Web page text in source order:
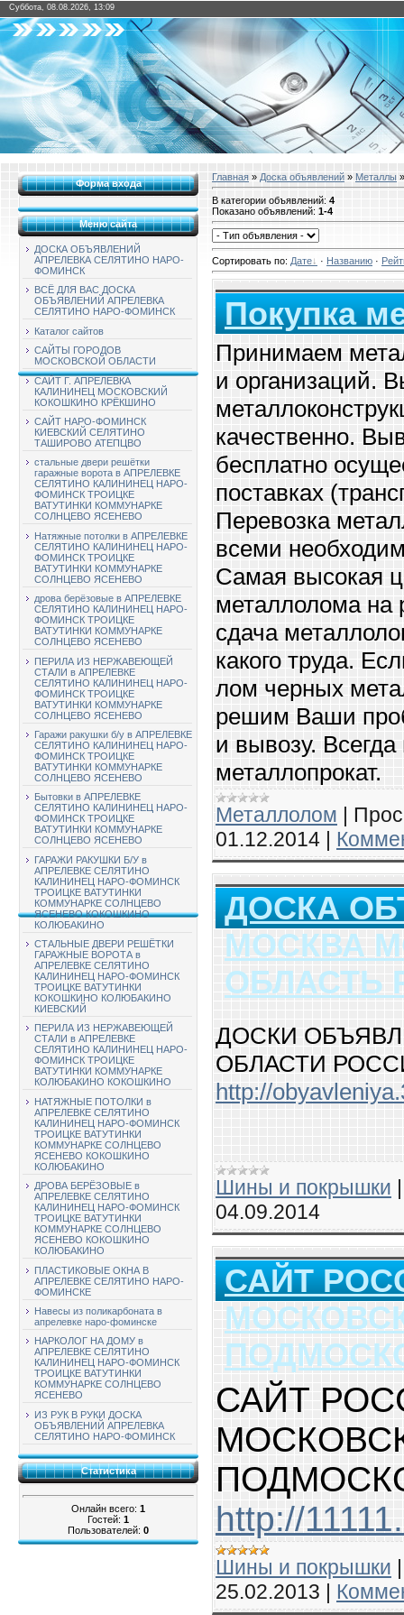
Суббота, 08.08.2026, 13:09
Форма входа
Меню сайта
ДОСКА ОБЪЯВЛЕНИЙ
АПРЕЛЕВКА СЕЛЯТИНО НАРО-
ФОМИНСК
ВСЁ ДЛЯ ВАС ДОСКА
ОБЪЯВЛЕНИЙ АПРЕЛЕВКА
СЕЛЯТИНО НАРО-ФОМИНСК
Каталог сайтов
САЙТЫ ГОРОДОВ
МОСКОВСКОЙ ОБЛАСТИ
САЙТ Г. АПРЕЛЕВКА
КАЛИНИНЕЦ МОСКОВСКИЙ
КОКОШКИНО КРЁКШИНО
САЙТ НАРО-ФОМИНСК
КИЕВСКИЙ СЕЛЯТИНО
ТАШИРОВО АТЕПЦВО
стальные двери решётки
гаражные ворота в АПРЕЛЕВКЕ
СЕЛЯТИНО КАЛИНИНЕЦ НАРО-
ФОМИНСК ТРОИЦКЕ
ВАТУТИНКИ КОММУНАРКЕ
СОЛНЦЕВО ЯСЕНЕВО
Натяжные потолки в АПРЕЛЕВКЕ
СЕЛЯТИНО КАЛИНИНЕЦ НАРО-
ФОМИНСК ТРОИЦКЕ
ВАТУТИНКИ КОММУНАРКЕ
СОЛНЦЕВО ЯСЕНЕВО
дрова берёзовые в АПРЕЛЕВКЕ
СЕЛЯТИНО КАЛИНИНЕЦ НАРО-
ФОМИНСК ТРОИЦКЕ
ВАТУТИНКИ КОММУНАРКЕ
СОЛНЦЕВО ЯСЕНЕВО
ПЕРИЛА ИЗ НЕРЖАВЕЮЩЕЙ
СТАЛИ в АПРЕЛЕВКЕ
СЕЛЯТИНО КАЛИНИНЕЦ НАРО-
ФОМИНСК ТРОИЦКЕ
ВАТУТИНКИ КОММУНАРКЕ
СОЛНЦЕВО ЯСЕНЕВО
Гаражи ракушки б/у в АПРЕЛЕВКЕ
СЕЛЯТИНО КАЛИНИНЕЦ НАРО-
ФОМИНСК ТРОИЦКЕ
ВАТУТИНКИ КОММУНАРКЕ
СОЛНЦЕВО ЯСЕНЕВО
Бытовки в АПРЕЛЕВКЕ
СЕЛЯТИНО КАЛИНИНЕЦ НАРО-
ФОМИНСК ТРОИЦКЕ
ВАТУТИНКИ КОММУНАРКЕ
СОЛНЦЕВО ЯСЕНЕВО
ГАРАЖИ РАКУШКИ Б/У в
АПРЕЛЕВКЕ СЕЛЯТИНО
КАЛИНИНЕЦ НАРО-ФОМИНСК
ТРОИЦКЕ ВАТУТИНКИ
КОММУНАРКЕ СОЛНЦЕВО
ЯСЕНЕВО КОКОШКИНО
КОЛЮБАКИНО
СТАЛЬНЫЕ ДВЕРИ РЕШЁТКИ
ГАРАЖНЫЕ ВОРОТА в
АПРЕЛЕВКЕ СЕЛЯТИНО
КАЛИНИНЕЦ НАРО-ФОМИНСК
ТРОИЦКЕ ВАТУТИНКИ
КОКОШКИНО КОЛЮБАКИНО
КИЕВСКИЙ
ПЕРИЛА ИЗ НЕРЖАВЕЮЩЕЙ
СТАЛИ в АПРЕЛЕВКЕ
СЕЛЯТИНО КАЛИНИНЕЦ НАРО-
ФОМИНСК ТРОИЦКЕ
ВАТУТИНКИ КОММУНАРКЕ
КОЛЮБАКИНО КОКОШКИНО
НАТЯЖНЫЕ ПОТОЛКИ в
АПРЕЛЕВКЕ СЕЛЯТИНО
КАЛИНИНЕЦ НАРО-ФОМИНСК
ТРОИЦКЕ ВАТУТИНКИ
КОММУНАРКЕ СОЛНЦЕВО
ЯСЕНЕВО КОКОШКИНО
КОЛЮБАКИНО
ДРОВА БЕРЁЗОВЫЕ в
АПРЕЛЕВКЕ СЕЛЯТИНО
КАЛИНИНЕЦ НАРО-ФОМИНСК
ТРОИЦКЕ ВАТУТИНКИ
КОММУНАРКЕ СОЛНЦЕВО
ЯСЕНЕВО КОКОШКИНО
КОЛЮБАКИНО
ПЛАСТИКОВЫЕ ОКНА В
АПРЕЛЕВКЕ СЕЛЯТИНО НАРО-
ФОМИНСКЕ
Навесы из поликарбоната в
апрелевке наро-фоминске
НАРКОЛОГ НА ДОМУ в
АПРЕЛЕВКЕ СЕЛЯТИНО
КАЛИНИНЕЦ НАРО-ФОМИНСК
ТРОИЦКЕ ВАТУТИНКИ
КОММУНАРКЕ СОЛНЦЕВО
ЯСЕНЕВО
ИЗ РУК В РУКИ ДОСКА
ОБЪЯВЛЕНИЙ АПРЕЛЕВКА
СЕЛЯТИНО НАРО-ФОМИНСК
Статистика
Онлайн всего: 1
Гостей: 1
Пользователей: 0
Главная » Доска объявлений » Металлы
В категории объявлений: 4
Показано объявлений: 1-4
Сортировать по: Дате · Названию ·
Покупка
Принимаем
и организаций.
качественно.
бесплатно
поставках
Перевозка
всеми
Самая высокая
металлолома на
сдача
какого труда.
лом черных
решим Ваши
и вывозу.
металлопрокат.
Металлолом |
01.12.2014 |
ДОСКА
МОСКВА
ОБЛАСТЬ
ДОСКИ
ОБЛАСТИ
http://
Шины и покрышки
04.09.2014
САЙТ
САЙТ
http://
Шины и покрышки
25.02.2013 |